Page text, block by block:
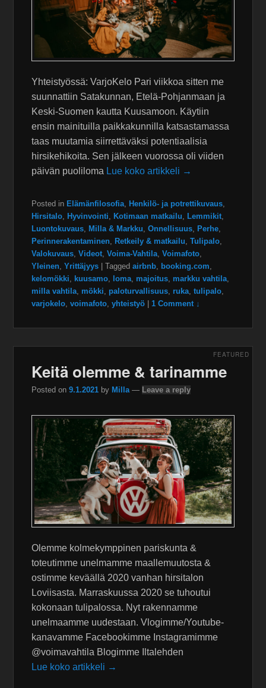
Yhteistyössä: VarjoKelo Pari viikkoa sitten me
suunnattiin Satakunnan, Etelä-Pohjanmaan ja
Keski-Suomen kautta Kuusamoon. Käytiin
ensin mainituilla paikkakunnilla katsastamassa
taas muutamia siirrettäväksi potentiaalisia
hirsikehikoita. Sen jälkeen vuorossa oli viiden
päivän puoliloma Lue koko artikkeli →
Posted in Elämänfilosofia, Henkilö- ja potrettikuvaus,
Hirsitalo, Hyvinvointi, Kotimaan matkailu, Lemmikit,
Luontokuvaus, Milla & Markku,Onnellisuus, Perhe,
Perinnerakentaminen, Retkeily & matkailu,Tulipalo,
Valokuvaus,Videot,Voima-Vahtila,Voimafoto,
Yleinen,Yrittäjyys |Tagged airbnb, booking.com,
kelomökki, kuusamo, loma, majoitus, markku vahtila,
milla vahtila, mökki, paloturvallisuus, ruka,tulipalo,
varjokelo,voimafoto,yhteistyö |1 Comment ↓
Keitä olemme & tarinamme
FEATURED
Posted on9.1.2021 by Milla — Leave a reply
Olemme kolmekymppinen pariskunta &
toteutimme unelmamme maallemuutosta &
ostimme keväällä 2020 vanhan hirsitalon
Loviisasta. Marraskuussa 2020 se tuhoutui
kokonaan tulipalossa. Nyt rakennamme
unelmaamme uudestaan. Vlogimme/Youtube-
kanavamme Facebookimme Instagramimme
@voimavahtila Blogimme Iltalehden
Lue koko artikkeli →